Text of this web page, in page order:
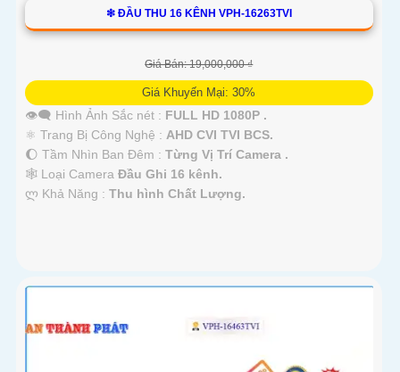
❇ ĐẦU THU 16 KÊNH VPH-16263TVI
Giá Bán: 19,000,000 ₫
Giá Khuyến Mại: 30%
👁️‍🗨 Hình Ảnh Sắc nét : FULL HD 1080P .
⚛️ Trang Bị Công Nghệ : AHD CVI TVI BCS.
🌔 Tầm Nhìn Ban Đêm : Từng Vị Trí Camera .
🕸️ Loại Camera Đầu Ghi 16 kênh.
️ლ Khả Năng : Thu hình Chất Lượng.